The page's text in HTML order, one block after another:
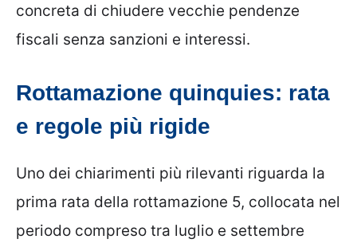
concreta di chiudere vecchie pendenze
fiscali senza sanzioni e interessi.
Rottamazione quinquies: rata
e regole più rigide
Uno dei chiarimenti più rilevanti riguarda la
prima rata della rottamazione 5, collocata nel
periodo compreso tra luglio e settembre